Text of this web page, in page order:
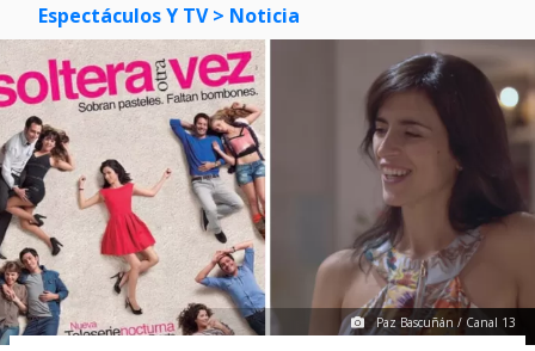
Espectáculos Y TV > Noticia
Paz Bascuñán / Canal 13